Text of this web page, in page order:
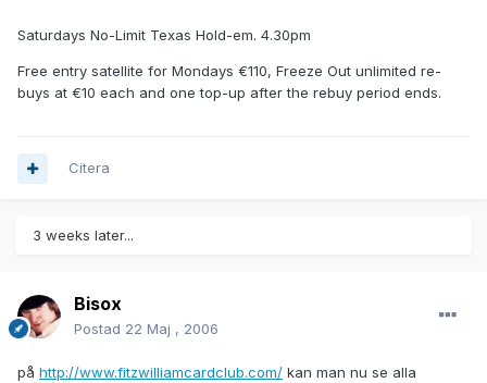
Saturdays No-Limit Texas Hold-em. 4.30pm
Free entry satellite for Mondays €110, Freeze Out unlimited re-
buys at €10 each and one top-up after the rebuy period ends.
Citera
3 weeks later...
Bisox
Postad 22 Maj , 2006
på http://www.fitzwilliamcardclub.com/ kan man nu se alla